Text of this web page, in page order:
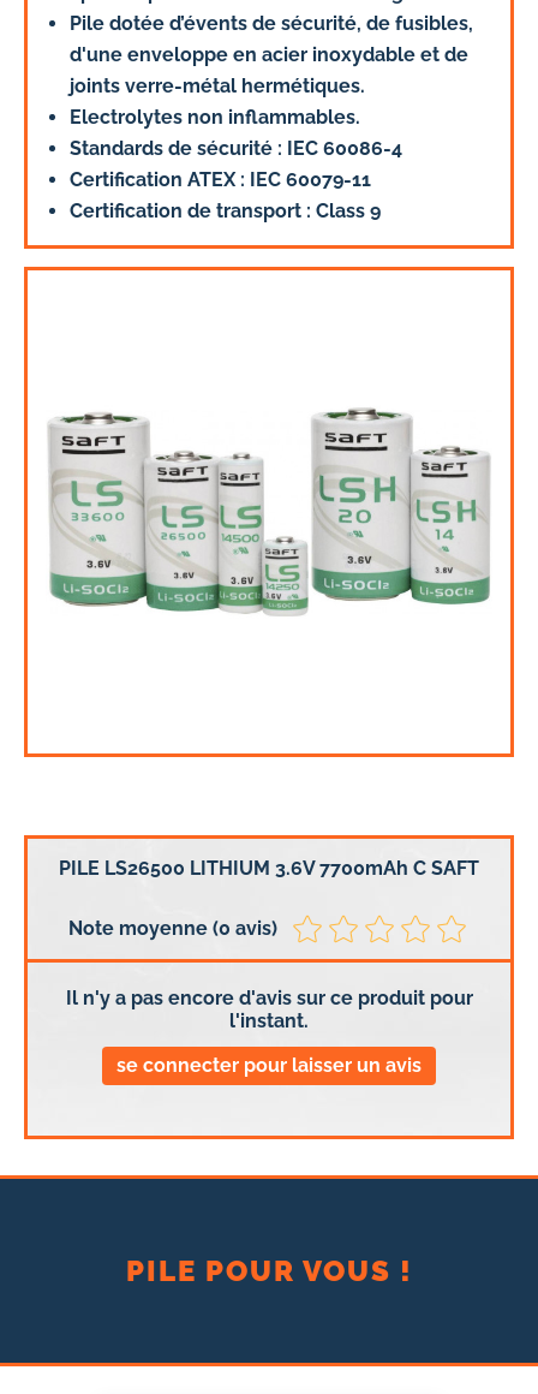
Pile dotée d’évents de sécurité, de fusibles,
d'une enveloppe en acier inoxydable et de
joints verre-métal hermétiques.
Electrolytes non inflammables.
Standards de sécurité : IEC 60086-4
Certification ATEX : IEC 60079-11
Certification de transport : Class 9
PILE LS26500 LITHIUM 3.6V 7700mAh C SAFT
Note moyenne (0 avis)
Il n'y a pas encore d'avis sur ce produit pour
l'instant.
se connecter pour laisser un avis
PILE POUR VOUS !